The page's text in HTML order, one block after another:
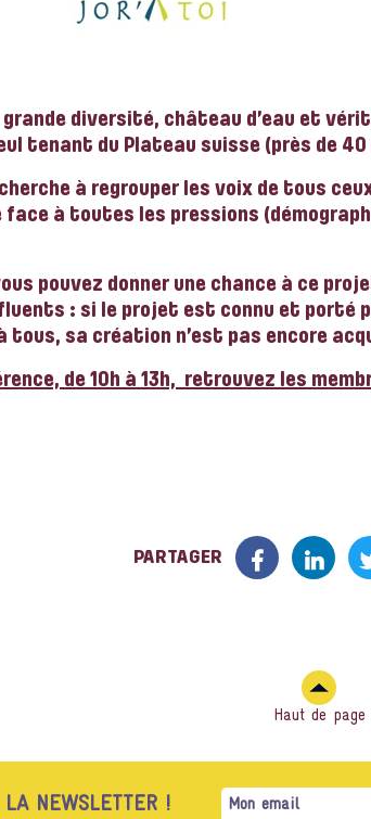
grande diversité, château d’eau et
tenant du Plateau suisse (près de 40
cherche à regrouper les voix de tous
à toutes les pressions
pouvez donner une chance à ce
: si le projet est connu et porté
tous, sa création n’est pas encore
de 10h à 13h, retrouvez les
PARTAGER
Haut de page
NEWSLETTER !